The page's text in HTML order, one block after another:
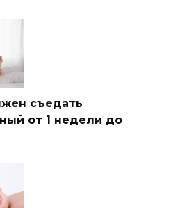
съедать
от 1 недели до